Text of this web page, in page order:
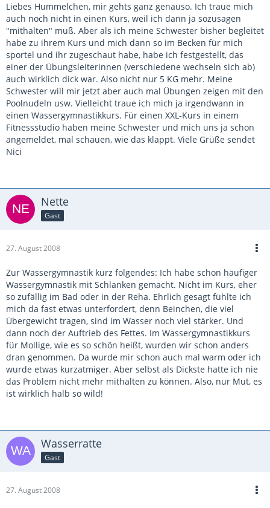
Liebes Hummelchen, mir gehts ganz genauso. Ich traue mich
auch noch nicht in einen Kurs, weil ich dann ja sozusagen
"mithalten" muß. Aber als ich meine Schwester bisher begleitet
habe zu ihrem Kurs und mich dann so im Becken für mich
sportel und ihr zugeschaut habe, habe ich festgestellt, das
einer der Übungsleiterinnen (verschiedene wechseln sich ab)
auch wirklich dick war. Also nicht nur 5 KG mehr. Meine
Schwester will mir jetzt aber auch mal Übungen zeigen mit den
Poolnudeln usw. Vielleicht traue ich mich ja irgendwann in
einen Wassergymnastikkurs. Für einen XXL-Kurs in einem
Fitnessstudio haben meine Schwester und mich uns ja schon
angemeldet, mal schauen, wie das klappt. Viele Grüße sendet
Nici
Nette
Gast
27. August 2008
Zur Wassergymnastik kurz folgendes: Ich habe schon häufiger
Wassergymnastik mit Schlanken gemacht. Nicht im Kurs, eher
so zufällig im Bad oder in der Reha. Ehrlich gesagt fühlte ich
mich da fast etwas unterfordert, denn Beinchen, die viel
Übergewicht tragen, sind im Wasser noch viel stärker. Und
dann noch der Auftrieb des Fettes. Im Wassergymnastikkurs
für Mollige, wie es so schön heißt, wurden wir schon anders
dran genommen. Da wurde mir schon auch mal warm oder ich
wurde etwas kurzatmiger. Aber selbst als Dickste hatte ich nie
das Problem nicht mehr mithalten zu können. Also, nur Mut, es
ist wirklich halb so wild!
Wasserratte
Gast
27. August 2008